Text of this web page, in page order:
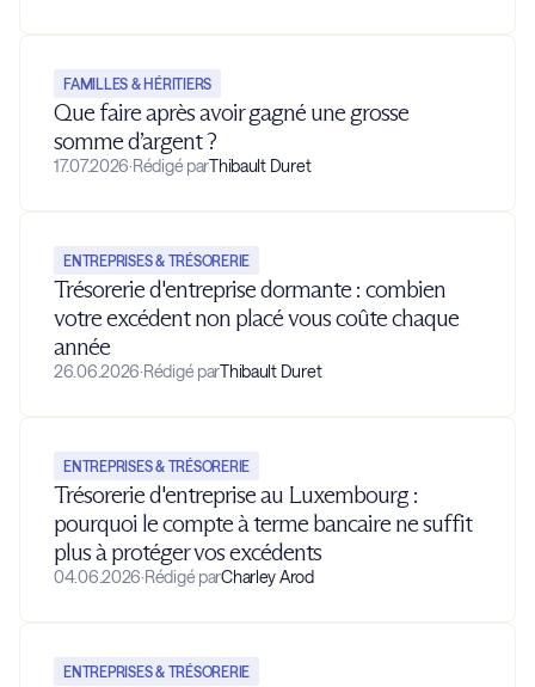
FAMILLES & HÉRITIERS
Que faire après avoir gagné une grosse
somme d’argent ?
17.07.2026·Rédigé parThibault Duret
ENTREPRISES & TRÉSORERIE
Trésorerie d'entreprise dormante : combien
votre excédent non placé vous coûte chaque
année
26.06.2026·Rédigé parThibault Duret
ENTREPRISES & TRÉSORERIE
Trésorerie d'entreprise au Luxembourg :
pourquoi le compte à terme bancaire ne suffit
plus à protéger vos excédents
04.06.2026·Rédigé parCharley Arod
ENTREPRISES & TRÉSORERIE